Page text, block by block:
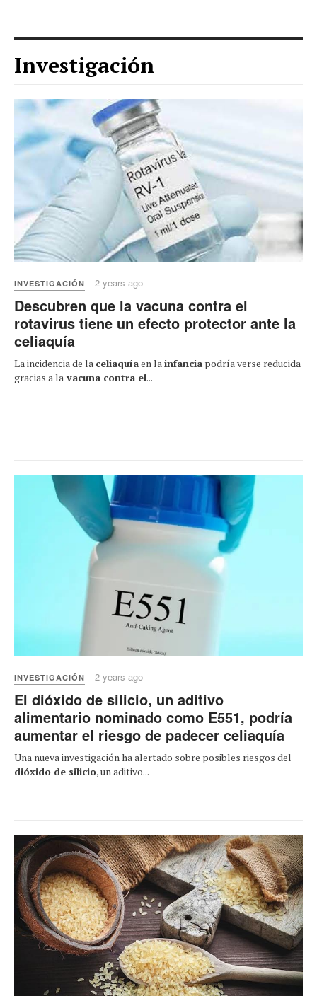
Investigación
INVESTIGACIÓN 2 years ago
Descubren que la vacuna contra el
rotavirus tiene un efecto protector ante la
celiaquía
La incidencia de la celiaquíaen lainfancia podría verse reducida
gracias a la vacuna contra el...
INVESTIGACIÓN 2 years ago
El dióxido de silicio, un aditivo
alimentario nominado como E551, podría
aumentar el riesgo de padecer celiaquía
Una nueva investigación ha alertado sobre posibles riesgos del
dióxido de silicio, un aditivo...